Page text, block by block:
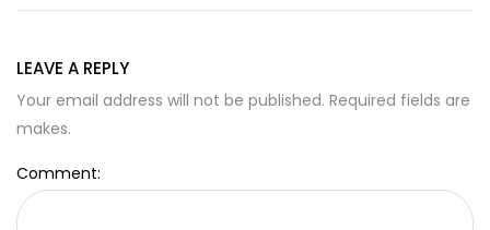
LEAVE A REPLY
Your email address will not be published. Required fields are
makes.
Comment: